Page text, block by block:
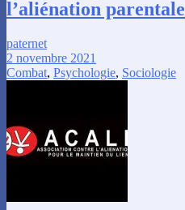
l’aliénation parentale
paternet
2 novembre 2021
Combat, Psychologie, Sociologie